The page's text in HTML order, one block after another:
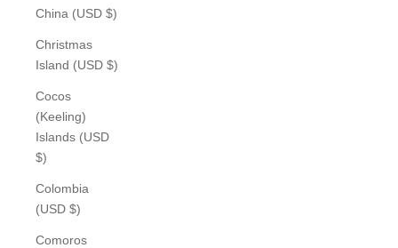
China (USD $)
Christmas
Island (USD $)
Cocos
(Keeling)
Islands (USD
$)
Colombia
(USD $)
Comoros